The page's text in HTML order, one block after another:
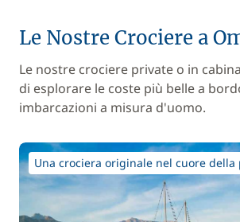
Le Nostre Crociere a
Le nostre crociere private o in
di esplorare le coste più belle a
imbarcazioni a misura d'uomo.
Una crociera originale nel cuore della